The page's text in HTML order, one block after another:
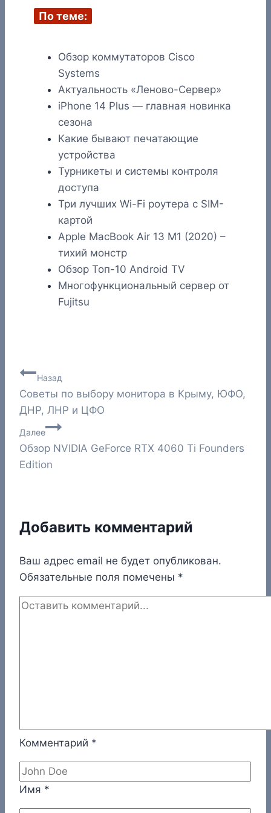
По теме:
Обзор коммутаторов Cisco
Systems
Актуальность «Леново-Сервер»
iPhone 14 Plus — главная новинка
сезона
Какие бывают печатающие
устройства
Турникеты и системы контроля
доступа
Три лучших Wi-Fi роутера с SIM-
картой
Apple MacBook Air 13 M1 (2020) –
тихий монстр
Обзор Топ-10 Android TV
Многофункциональный сервер от
Fujitsu
Навигация
по
записям
Назад
Советы по выбору монитора в Крыму, ЮФО,
ДНР, ЛНР и ЦФО
Далее
Обзор NVIDIA GeForce RTX 4060 Ti Founders
Edition
Добавить комментарий
Ваш адрес email не будет опубликован.
Обязательные поля помечены *
Комментарий *
Имя *